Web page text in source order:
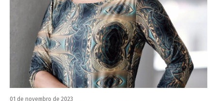
01 de novembro de 2023